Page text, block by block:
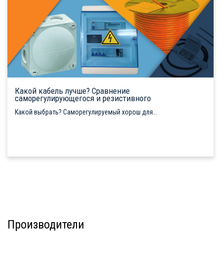
Какой кабель лучше? Сравнение
саморегулирующегося и резистивного
Какой выбрать? Саморегулируемый хорош для...
Производители